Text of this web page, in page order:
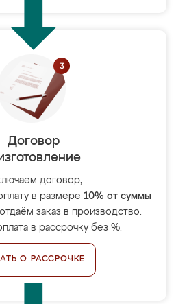
Договор
договор,
в размере 10% от суммы
заказ в производство.
в рассрочку без %.
О РАССРОЧКЕ